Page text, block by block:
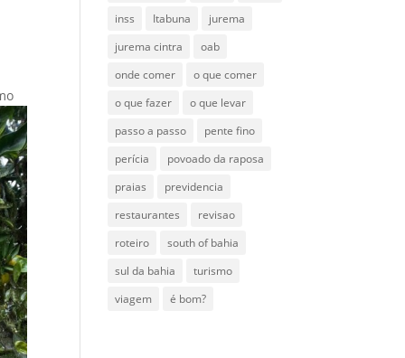
inss
Itabuna
jurema
jurema cintra
oab
onde comer
o que comer
o que fazer
o que levar
passo a passo
pente fino
perícia
povoado da raposa
praias
previdencia
restaurantes
revisao
roteiro
south of bahia
sul da bahia
turismo
viagem
é bom?